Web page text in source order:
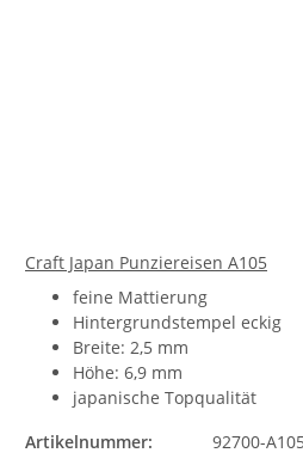
Craft Japan Punziereisen A105
feine Mattierung
Hintergrundstempel eckig
Breite: 2,5 mm
Höhe: 6,9 mm
japanische Topqualität
Artikelnummer:
92700-A105